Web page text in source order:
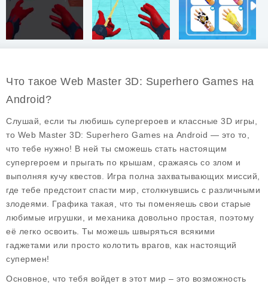
Что такое Web Master 3D: Superhero Games на
Android?
Слушай, если ты любишь супергероев и классные 3D игры,
то Web Master 3D: Superhero Games на Android — это то,
что тебе нужно! В ней ты сможешь стать настоящим
супергероем и прыгать по крышам, сражаясь со злом и
выполняя кучу квестов. Игра полна захватывающих миссий,
где тебе предстоит спасти мир, столкнувшись с различными
злодеями. Графика такая, что ты поменяешь свои старые
любимые игрушки, и механика довольно простая, поэтому
её легко освоить. Ты можешь швыряться всякими
гаджетами или просто колотить врагов, как настоящий
супермен!
Основное, что тебя войдет в этот мир – это возможность